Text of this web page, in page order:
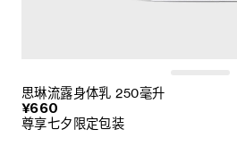
思琳流露身体乳 250毫升
¥660
尊享七夕限定包装